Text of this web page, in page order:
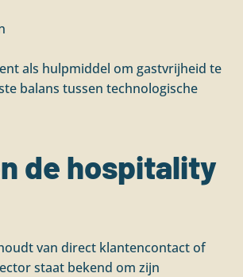
als hulpmiddel om gastvrijheid te
balans tussen technologische
de hospitality
van direct klantencontact of
staat bekend om zijn